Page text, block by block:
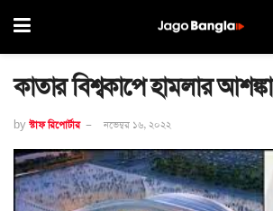
কাতার বিশ্বকাপে হামলার আশঙ্কা
by স্টাফ রিপোর্টার নভেম্বর ১৬, ২০২২